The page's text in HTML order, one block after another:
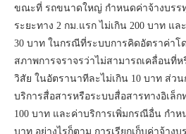
ขณะที่ รถขนาดใหญ่ กำหนดค่าจ้างบรร
ระยะทาง 2 กม.แรก ไม่เกิน 200 บาท แ
30 บาท ในกรณีที่ระบบการคิดอัตราค่าโ
สภาพการจราจรว่าไม่สามารถเคลื่อนที่
วิสัย ในอัตรานาทีละไม่เกิน 10 บาท ส่ว
บริการสื่อสารหรือระบบสื่อสารทางอิเล็
100 บาท และค่าบริการเพิ่มกรณีอื่น กําห
บาท อย่างไรก็ตาม การเรียกเก็บค่าจ้าง